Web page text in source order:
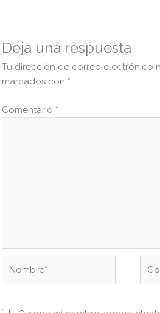
Deja una respuesta
Tu dirección de correo electrónico
marcados con *
Comentario *